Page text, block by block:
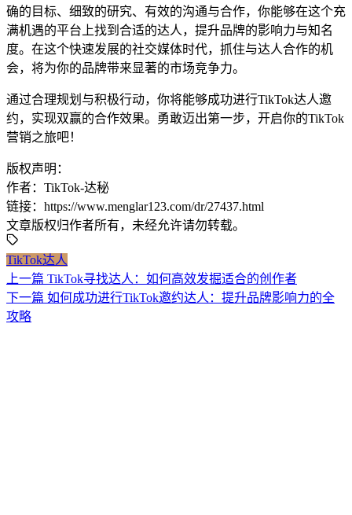
确的目标、细致的研究、有效的沟通与合作，你能够在这个充
满机遇的平台上找到合适的达人，提升品牌的影响力与知名
度。在这个快速发展的社交媒体时代，抓住与达人合作的机
会，将为你的品牌带来显著的市场竞争力。
通过合理规划与积极行动，你将能够成功进行TikTok达人邀
约，实现双赢的合作效果。勇敢迈出第一步，开启你的TikTok
营销之旅吧！
版权声明：
作者：TikTok-达秘
链接：https://www.menglar123.com/dr/27437.html
文章版权归作者所有，未经允许请勿转载。
TikTok达人
上一篇 TikTok寻找达人：如何高效发掘适合的创作者
下一篇 如何成功进行TikTok邀约达人：提升品牌影响力的全
攻略